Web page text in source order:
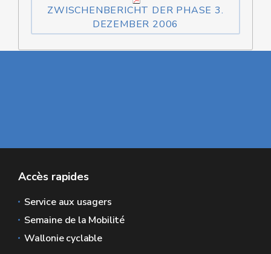
ZWISCHENBERICHT DER PHASE 3.
DEZEMBER 2006
Accès rapides
Service aux usagers
Semaine de la Mobilité
Wallonie cyclable